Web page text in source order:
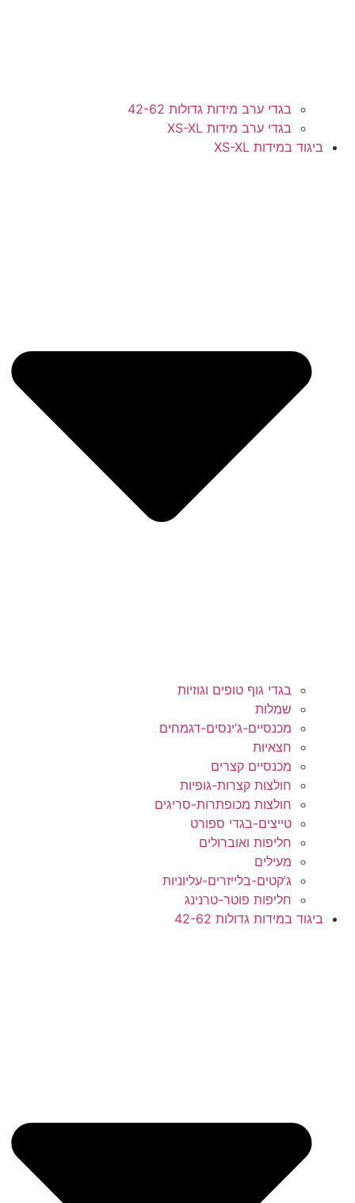
בגדי ערב מידות גדולות 42-62
בגדי ערב מידות XS-XL
ביגוד במידות XS-XL
בגדי גוף טופים וגוזיות
שמלות
מכנסיים-ג’ינסים-דגמחים
חצאיות
מכנסיים קצרים
חולצות קצרות-גופיות
חולצות מכופתרות-סריגים
טייצים-בגדי ספורט
חליפות ואוברולים
מעילים
ג’קטים-בלייזרים-עליוניות
חליפות פוטר-טרנינג
ביגוד במידות גדולות 42-62